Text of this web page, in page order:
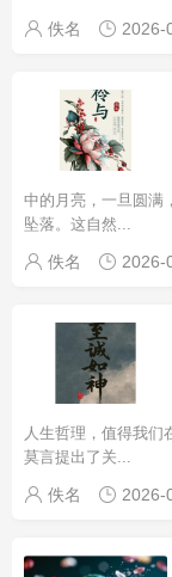
佚名 2026-
中的月亮，一旦圆满
坠落。这自然...
佚名 2026-
人生哲理，值得我们
莫言提出了关...
佚名 2026-